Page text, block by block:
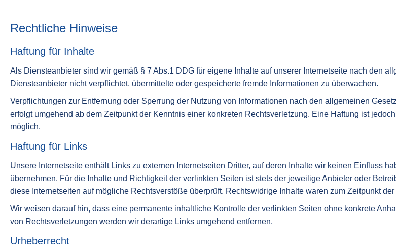
Rechtliche Hinweise
Haftung für Inhalte
Als Diensteanbieter sind wir gemäß § 7 Abs.1 DDG für eigene Inhalte auf unserer Internetseite nach den
Diensteanbieter nicht verpflichtet, übermittelte oder gespeicherte fremde Informationen zu überwachen.
Verpflichtungen zur Entfernung oder Sperrung der Nutzung von Informationen nach den allgemeinen
erfolgt umgehend ab dem Zeitpunkt der Kenntnis einer konkreten Rechtsverletzung. Eine Haftung ist
möglich.
Haftung für Links
Unsere Internetseite enthält Links zu externen Internetseiten Dritter, auf deren Inhalte wir keinen Einfluss
übernehmen. Für die Inhalte und Richtigkeit der verlinkten Seiten ist stets der jeweilige Anbieter oder
diese Internetseiten auf mögliche Rechtsverstöße überprüft. Rechtswidrige Inhalte waren zum Zeitpunkt
Wir weisen darauf hin, dass eine permanente inhaltliche Kontrolle der verlinkten Seiten ohne konkrete
von Rechtsverletzungen werden wir derartige Links umgehend entfernen.
Urheberrecht